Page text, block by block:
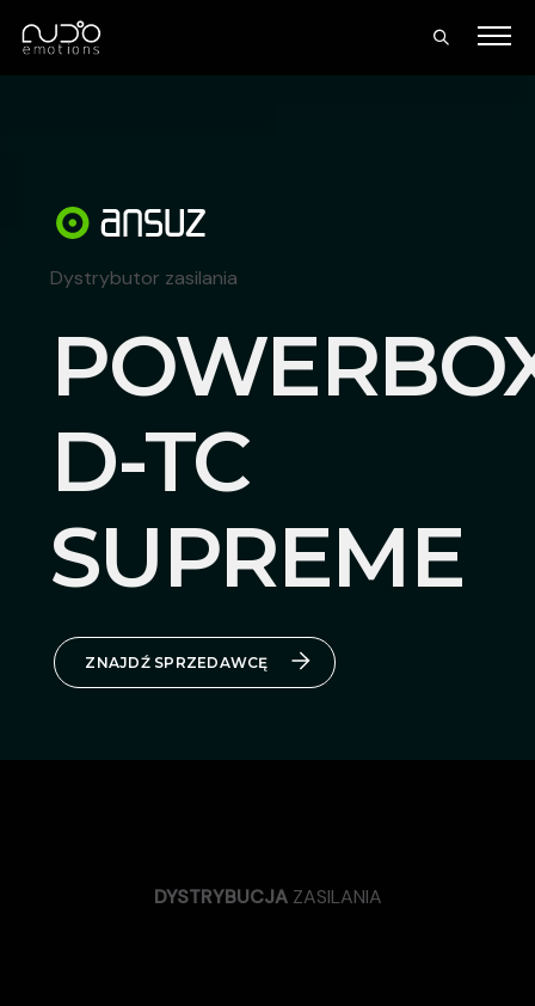
Dystrybutor zasilania
D-TC
SUPREME
ZNAJDŹ SPRZEDAWCĘ
DYSTRYBUCJA ZASILANIA